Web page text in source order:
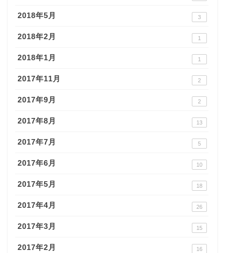
2018年5月 3
2018年2月 1
2018年1月 1
2017年11月 2
2017年9月 2
2017年8月 13
2017年7月 5
2017年6月 10
2017年5月 18
2017年4月 26
2017年3月 15
2017年2月 16